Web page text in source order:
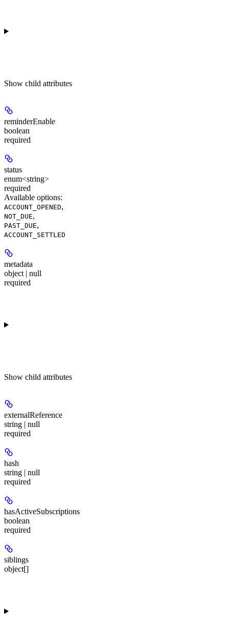
Show child attributes
reminderEnable
boolean
required
status
enum<string>
required
Available options:
ACCOUNT_OPENED,
NOT_DUE,
PAST_DUE,
ACCOUNT_SETTLED
metadata
object | null
required
Show child attributes
externalReference
string | null
required
hash
string | null
required
hasActiveSubscriptions
boolean
required
siblings
object[]